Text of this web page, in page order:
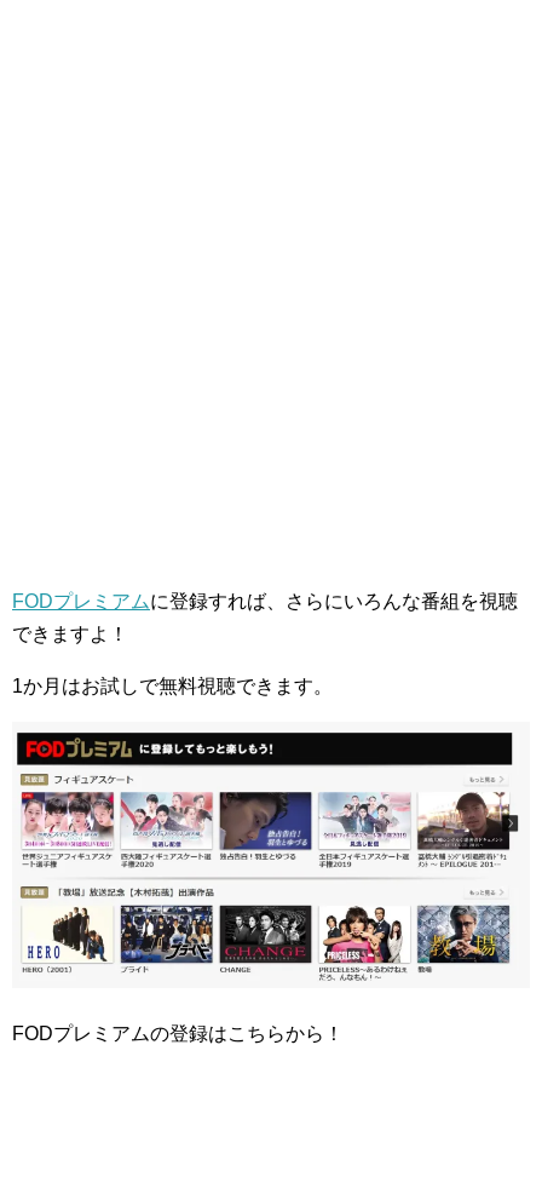
FODプレミアムに登録すれば、さらにいろんな番組を視聴
できますよ！
1か月はお試しで無料視聴できます。
FODプレミアムの登録はこちらから！